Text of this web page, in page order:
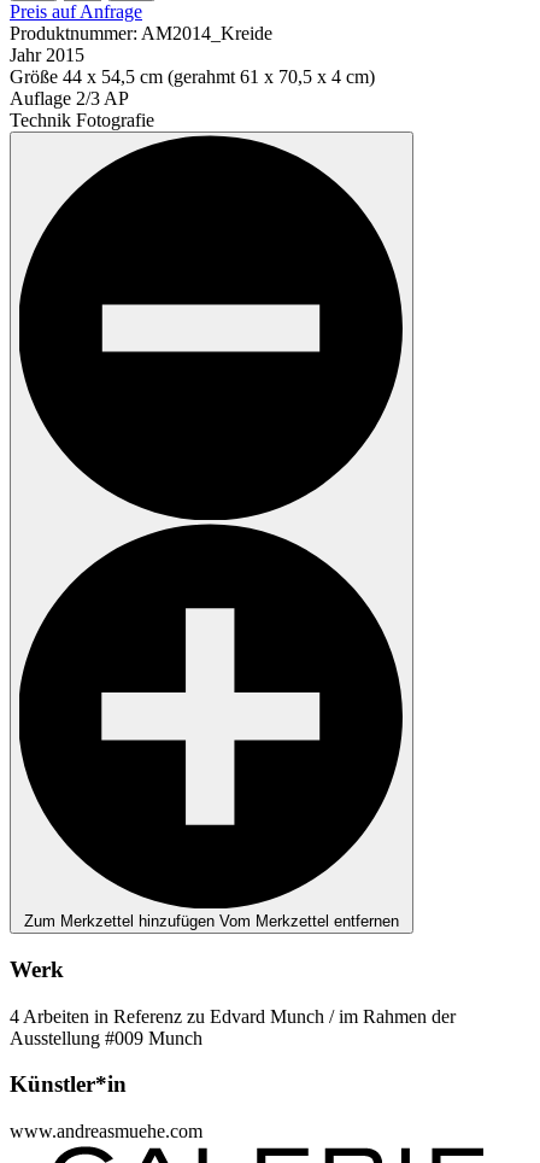
Preis auf Anfrage
Produktnummer: AM2014_Kreide
Jahr 2015
Größe 44 x 54,5 cm (gerahmt 61 x 70,5 x 4 cm)
Auflage 2/3 AP
Technik Fotografie
Zum Merkzettel hinzufügen Vom Merkzettel entfernen
Werk
4 Arbeiten in Referenz zu Edvard Munch / im Rahmen der
Ausstellung #009 Munch
Künstler*in
www.andreasmuehe.com